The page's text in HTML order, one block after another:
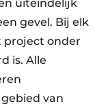
uiteindelijk
gevel. Bij elk
project onder
is. Alle
van